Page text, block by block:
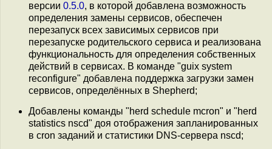
версии 0.5.0, в которой добавлена возможность
определения замены сервисов, обеспечен
перезапуск всех зависимых сервисов при
перезапуске родительского сервиса и реализована
функциональность для определения собственных
действий в сервисах. В команде "guix system
reconfigure" добавлена поддержка загрузки замен
сервисов, определённых в Shepherd;
Добавлены команды "herd schedule mcron" и "herd
statistics nscd" доя отображения запланированных
в cron заданий и статистики DNS-сервера nscd;